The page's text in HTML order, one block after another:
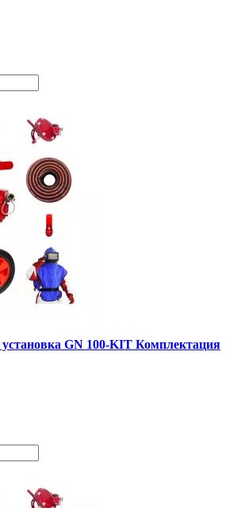
установка GN 100-KIT Комплектация